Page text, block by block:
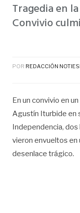
Tragedia en
Convivio
POR REDACCIÓN
En un convivio en
Agustín Iturbide en
Independencia,
vieron envueltos en
desenlace trágico.